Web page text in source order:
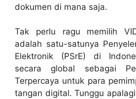
dokumen di mana saja.
Tak perlu ragu memilih
adalah satu-satunya
Elektronik (PSrE) di
secara global sebagai
Terpercaya untuk para
tangan digital. Tunggu